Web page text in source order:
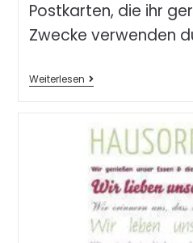
Postkarten, die ihr
Zwecke verwenden
Weiterlesen